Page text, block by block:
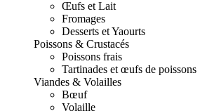
Œufs et Lait
Fromages
Desserts et Yaourts
Poissons & Crustacés
Poissons frais
Tartinades et œufs de poissons
Viandes & Volailles
Bœuf
Volaille